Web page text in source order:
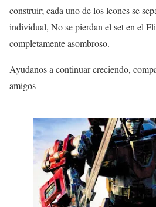
construir; cada uno de los leones se
individual, No se pierdan el set en el
completamente asombroso.
Ayudanos a continuar creciendo,
amigos